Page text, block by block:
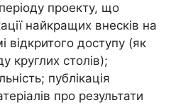
проекту, що
найкращих внесків на
відкритого доступу (як
круглих столів);
публікація
про результати